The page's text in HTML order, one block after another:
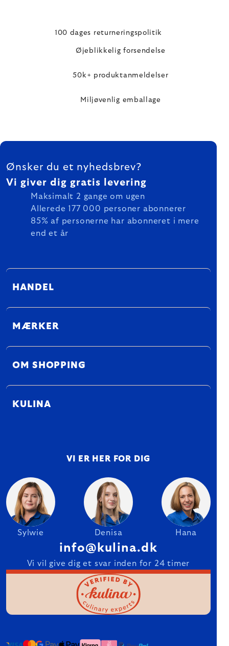
100 dages returneringspolitik
Øjeblikkelig forsendelse
50k+ produktanmeldelser
Miljøvenlig emballage
FOOTER
Ønsker du et nyhedsbrev?
Vi giver dig gratis levering
Maksimalt 2 gange om ugen
Allerede 177 000 personer abonnerer
85% af personerne har abonneret i mere
end et år
HANDEL
MÆRKER
OM SHOPPING
KULINA
VI ER HER FOR DIG
Sylwie Denisa Hana
info@kulina.dk
Vi vil give dig et svar inden for 24 timer